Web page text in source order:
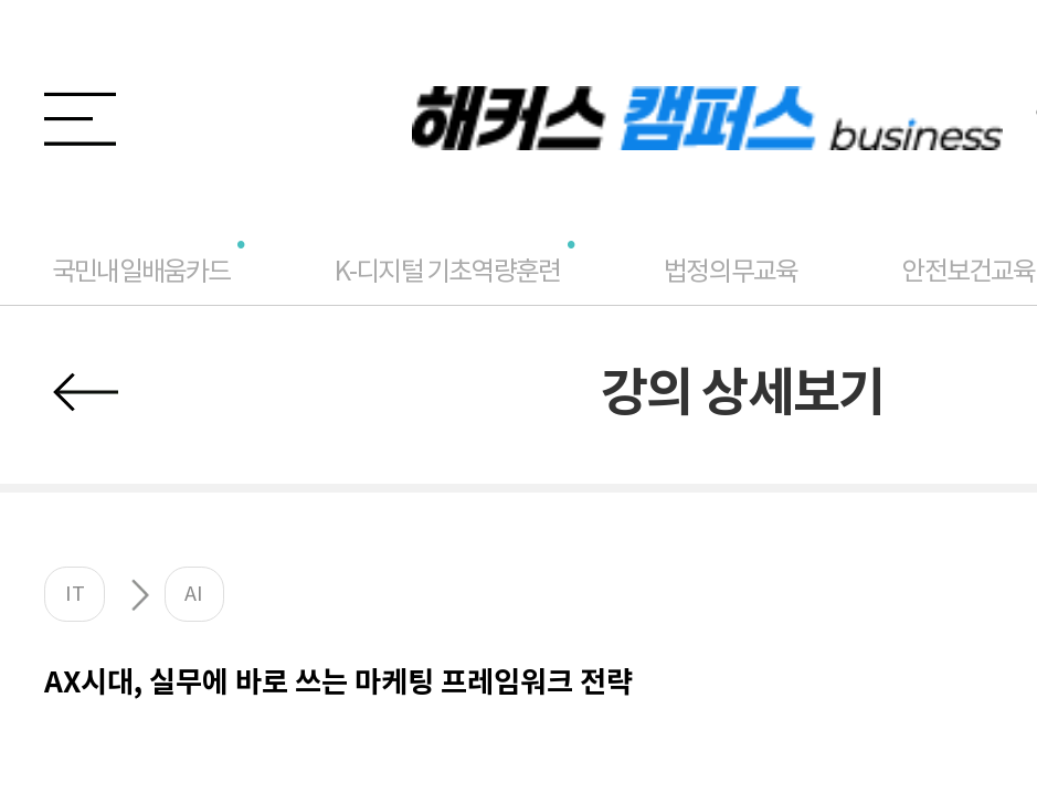
국민내일배움카드 K-디지털 기초역량훈련 법정의무교육 안전보건교육
강의 상세보기
IT AI
AX시대, 실무에 바로 쓰는 마케팅 프레임워크 전략